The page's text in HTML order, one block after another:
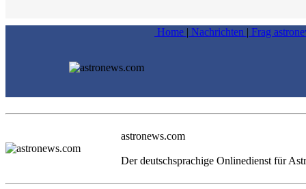
Home | Nachrichten | Frag
astronews.com
Der deutschsprachige Onlinedienst für